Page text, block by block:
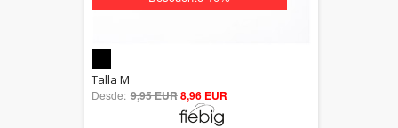
out of 5
Talla M
Desde: 9,95 EUR8,96 EUR